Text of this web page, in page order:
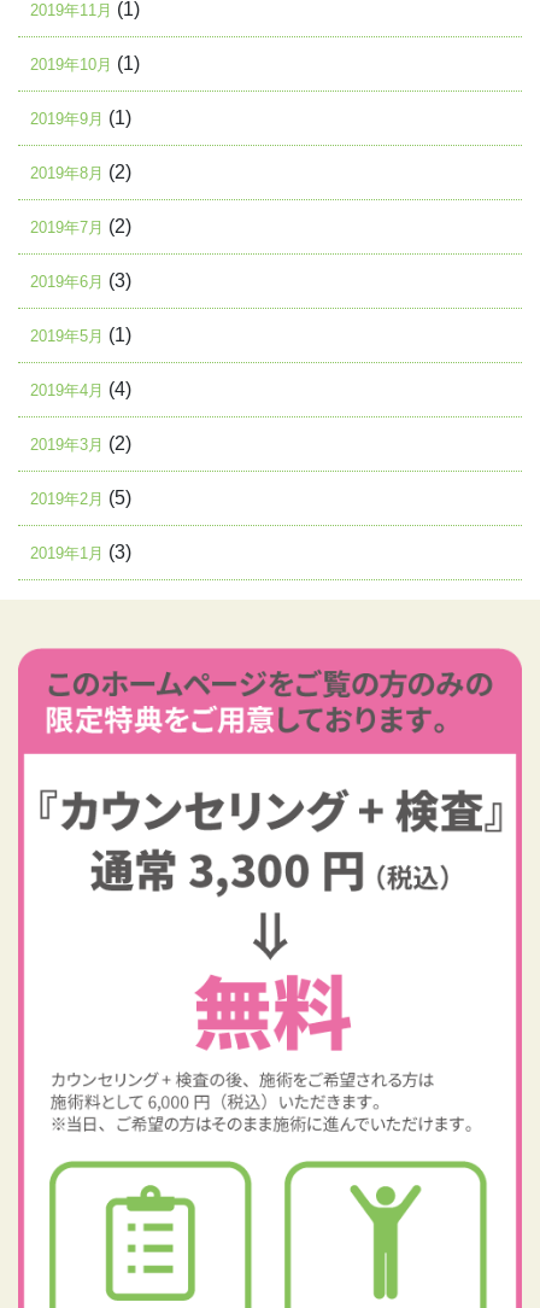
2019年11月 (1)
2019年10月 (1)
2019年9月 (1)
2019年8月 (2)
2019年7月 (2)
2019年6月 (3)
2019年5月 (1)
2019年4月 (4)
2019年3月 (2)
2019年2月 (5)
2019年1月 (3)